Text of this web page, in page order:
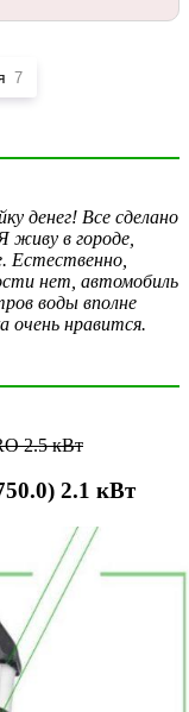
7
денег! Все сделано
живу в городе,
Естественно,
нет, автомобиль
воды вполне
нравится.
2.5 кВт
2.1 кВт